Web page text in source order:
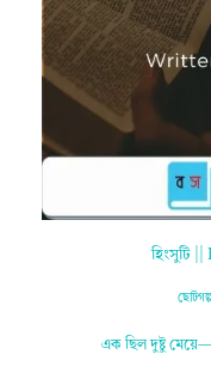
হিংসুটি
এক ছিল দুষ্টু